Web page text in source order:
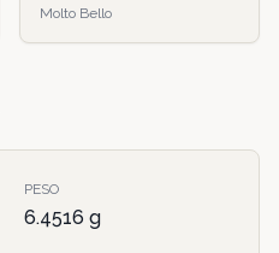
Molto Bello
PESO
6.4516 g